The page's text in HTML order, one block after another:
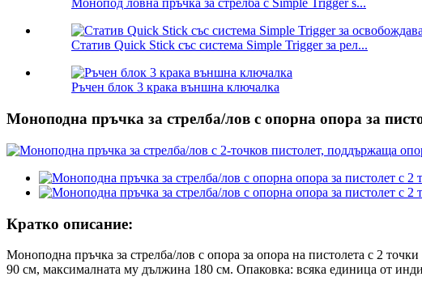
Монопод ловна пръчка за стрелба с Simple Trigger s...
Статив Quick Stick със система Simple Trigger за рел...
Ръчен блок 3 крака външна ключалка
Моноподна пръчка за стрелба/лов с опорна опора за
Кратко описание:
Моноподна пръчка за стрелба/лов с опора за опора на пистолета с 2
90 см, максималната му дължина 180 см. Опаковка: всяка единица от